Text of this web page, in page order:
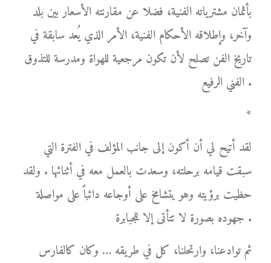
بأثمان مشترياته الفنية، فضلا عن مقارنته الأسعار بين بلد
وآخر، وإطلاقه الأحكام الفنية، الأمر الذي يُعد سابقة في
تاريخ الفن تصلح لأن تكون مرجعية للهواة ومدرسة للتذوق
الفني الرفيع .
*
لقد أتيح لي أن أكون إلى جانب المؤلف في الفترة التي
سبقت قيامه برحلته، وسعدت بالعمل معه في أثنائها . ولقد
حظيت برؤيته وهو يتشامخ على أوجاعه دائباً على مواصلة
جهوده بصورة لا تتأتى إلا للجبابرة .
ثم توادعنا، وارتحلنا، كل في طريقه … وكان كالفارس